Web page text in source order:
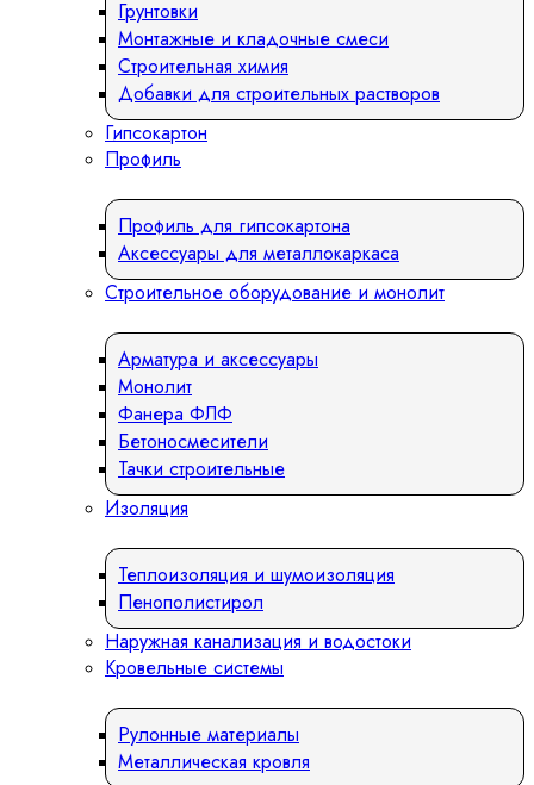
Грунтовки
Монтажные и кладочные смеси
Строительная химия
Добавки для строительных растворов
Гипсокартон
Профиль
Профиль для гипсокартона
Аксессуары для металлокаркаса
Строительное оборудование и монолит
Арматура и аксессуары
Монолит
Фанера ФЛФ
Бетоносмесители
Тачки строительные
Изоляция
Теплоизоляция и шумоизоляция
Пенополистирол
Наружная канализация и водостоки
Кровельные системы
Рулонные материалы
Металлическая кровля